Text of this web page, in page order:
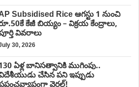
Subsidised Rice ఆగస్టు 1 నుంచి
కేజీ బియ్యం – విక్రయ కేంద్రాలు,
వివరాలు
30, 2026
ఏళ్ల బానిసత్వానికి ముగింపు..
చేసిన పని ఇప్పుడు